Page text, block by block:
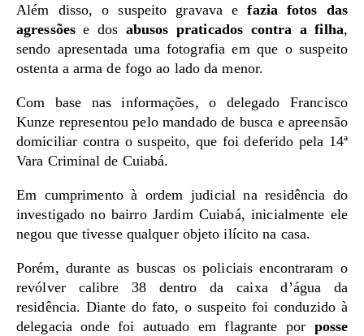
Além disso, o suspeito gravava efazia fotos das
agressõese dos abusos praticados contra a filha,
sendo apresentada uma fotografia em que o suspeito
ostenta a arma de fogo ao lado da menor.
Com base nas informações, o delegado Francisco
Kunze representou pelo mandado de busca e apreensão
domiciliar contra o suspeito, que foi deferido pela 14ª
Vara Criminal de Cuiabá.
Em cumprimento à ordem judicial na residência do
investigado no bairro Jardim Cuiabá, inicialmente ele
negou que tivesse qualquer objeto ilícito na casa.
Porém, durante as buscas os policiais encontraram o
revólver calibre 38 dentro da caixa d’água da
residência. Diante do fato, o suspeito foi conduzido à
delegacia onde foi autuado em flagrante por posse